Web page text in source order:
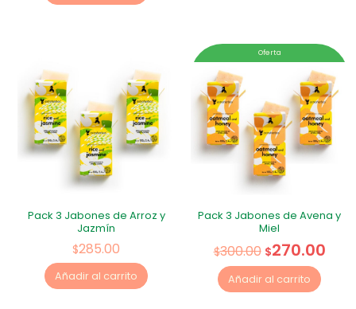
Pack 3 Jabones de Arroz y
Jazmín
$285.00
Añadir al carrito
Oferta
Pack 3 Jabones de Avena y
Miel
$300.00 $270.00
Añadir al carrito